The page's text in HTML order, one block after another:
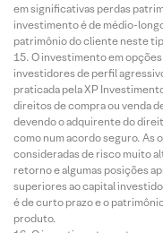
em significativas perdas
investimento é de médio-
patrimônio do cliente neste
O investimento em
investidores de perfil
praticada pela XP
direitos de compra ou venda
devendo o adquirente do
como num acordo seguro. As
consideradas de risco muito
retorno e algumas posições
superiores ao capital
é de curto prazo e o
produto.